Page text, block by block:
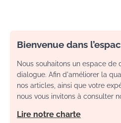
Bienvenue dans
Nous souhaitons un espace de
dialogue. Afin d'améliorer la
nos articles, ainsi que votre
nous vous invitons à consulter
Lire notre charte